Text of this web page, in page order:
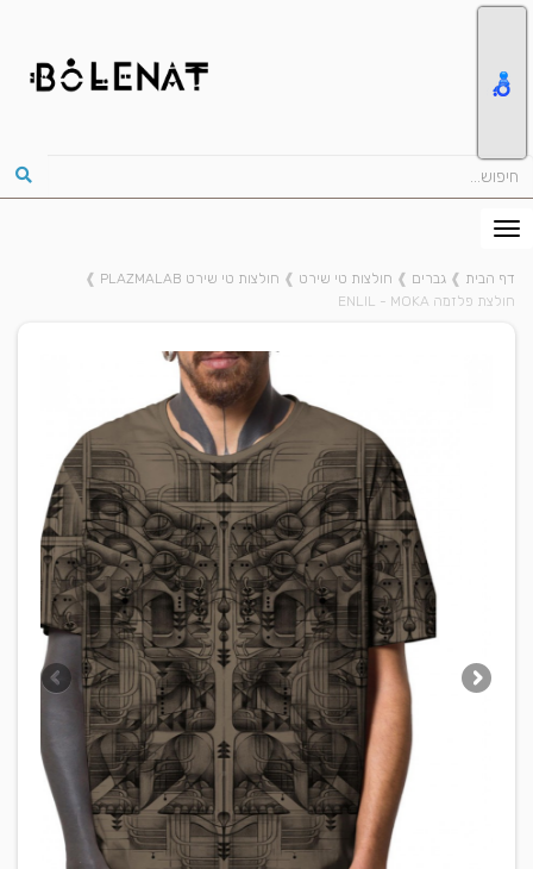
דף הבית ❱ גברים ❱ חולצות טי שירט ❱ חולצות טי שירט PLAZMALAB
❱
חולצת פלזמה ENLIL - MOKA